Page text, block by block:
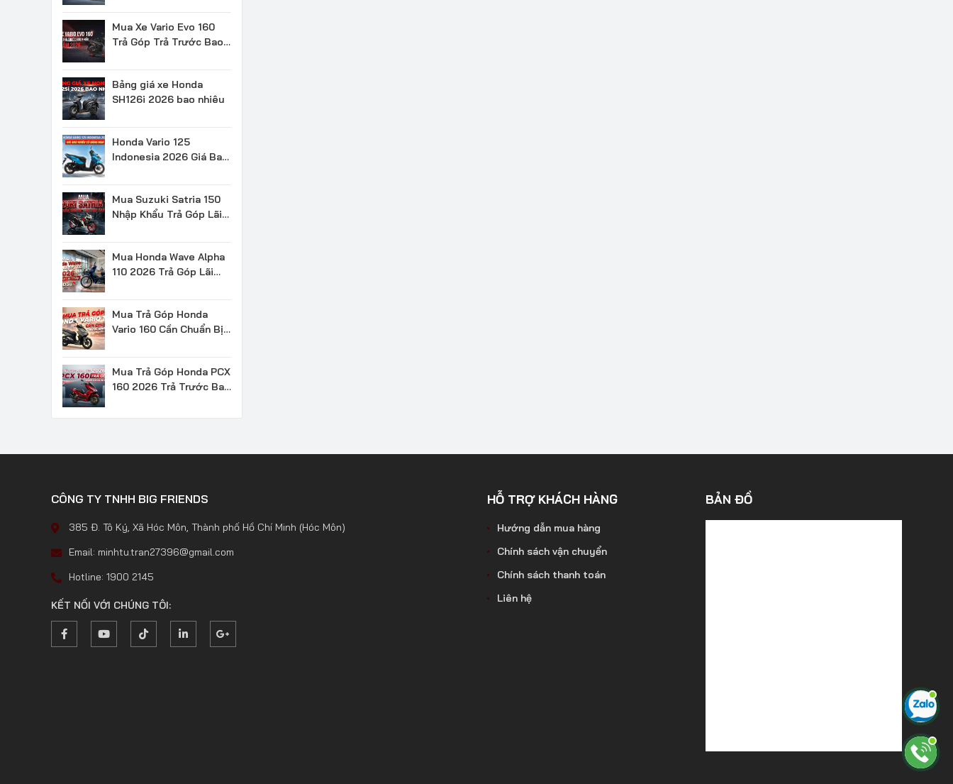
Mua Xe Vario Evo 160
Trả Góp Trả Trước Bao
Bảng giá xe Honda
SH126i 2026 bao nhiêu
Honda Vario 125
Indonesia 2026 Giá Bao
Mua Suzuki Satria 150
Nhập Khẩu Trả Góp Lãi
Mua Honda Wave Alpha
110 2026 Trả Góp Lãi
Mua Trả Góp Honda
Vario 160 Cần Chuẩn Bị
Mua Trả Góp Honda PCX
160 2026 Trả Trước Bao
CÔNG TY TNHH BIG FRIENDS
385 Đ. Tô Ký, Xã Hóc Môn, Thành phố Hồ Chí Minh (Hóc Môn)
Email: minhtu.tran27396@gmail.com
Hotline: 1900 2145
KẾT NỐI VỚI CHÚNG TÔI:
HỖ TRỢ KHÁCH HÀNG
Hướng dẫn mua hàng
Chính sách vận chuyển
Chính sách thanh toán
Liên hệ
BẢN ĐỒ